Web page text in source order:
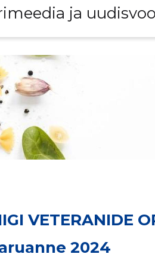
ja
VETERANIDE
2024